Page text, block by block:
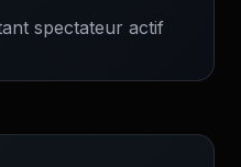
spectateur actif